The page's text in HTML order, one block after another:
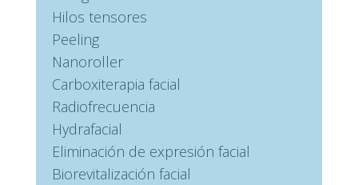
Hilos tensores
Peeling
Nanoroller
Carboxiterapia facial
Radiofrecuencia
Hydrafacial
Eliminación de expresión facial
Biorevitalización facial